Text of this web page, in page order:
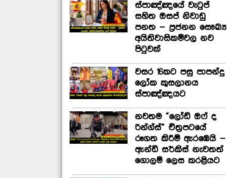
ස්පාඤ්ඤයේ වැටුප්
සහිත ඔසප් නිවාඩු
පනත – ප්‍රජනන සෞඛ්‍ය
අයිතිවාසිකම්වල නව
පිටුවක්
වසර 16කට පසු පාපන්දු
ලෝක කුසලානය
ස්පාඤ්ඤයට
නවතම “ලෝඩ් ඔෆ් ද
රින්ග්ස්” චිත්‍රපටයේ
රූගත කිරීම් ඇරඹෙයි –
ඇන්ඩි සර්කිස් නැවතත්
ගොලම් ලෙස කරළියට